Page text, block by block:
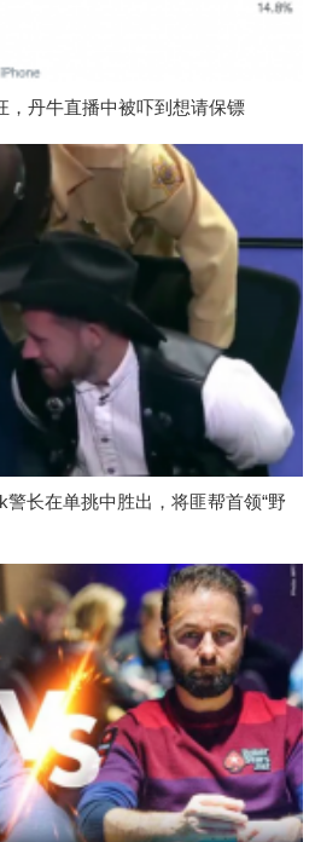
，丹牛直播中被吓到想请保镖
警长在单挑中胜出，将匪帮首领“野